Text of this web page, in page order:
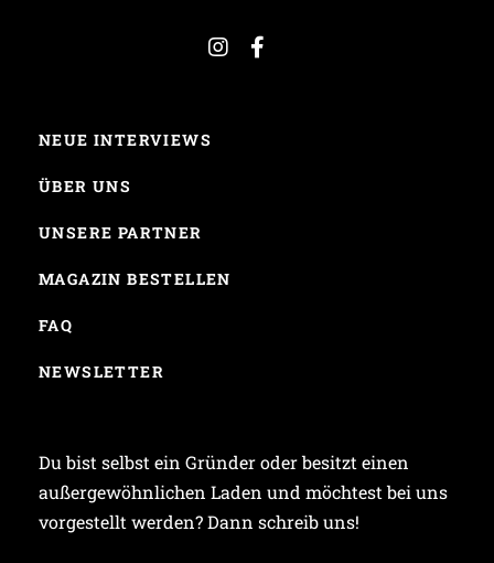
NEUE INTERVIEWS
ÜBER UNS
UNSERE PARTNER
MAGAZIN BESTELLEN
FAQ
NEWSLETTER
Du bist selbst ein Gründer oder besitzt einen
außergewöhnlichen Laden und möchtest bei uns
vorgestellt werden? Dann schreib uns!